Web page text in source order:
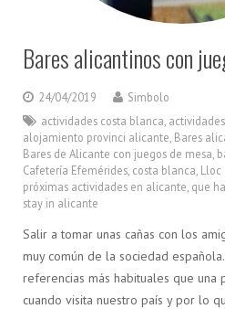
Bares alicantinos con
24/04/2019
Simbolo
actividades costa blanca
alojamiento provinci alicante Bares
Bares de Alicante con juegos de mesa
Cafetería Efemérides costa blanca Lloc
próximas actividades en alicante que
stay in alicante
Salir a tomar unas cañas con los
muy común de la sociedad
referencias más habituales que una
cuando visita nuestro país y por lo